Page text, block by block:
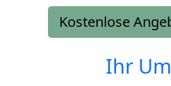
Kostenlose
Ihr